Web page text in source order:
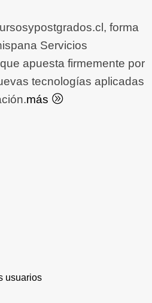
forma
Servicios
apuesta firmemente por
tecnologías aplicadas
más
usuarios